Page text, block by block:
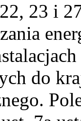
23 i
do